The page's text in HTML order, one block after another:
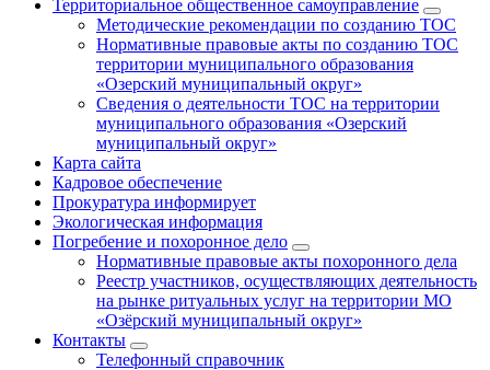
Территориальное общественное самоуправление
Методические рекомендации по созданию ТОС
Нормативные правовые акты по созданию ТОС
территории муниципального образования
«Озерский муниципальный округ»
Сведения о деятельности ТОС на территории
муниципального образования «Озерский
муниципальный округ»
Карта сайта
Кадровое обеспечение
Прокуратура информирует
Экологическая информация
Погребение и похоронное дело
Нормативные правовые акты похоронного дела
Реестр участников, осуществляющих деятельность
на рынке ритуальных услуг на территории МО
«Озёрский муниципальный округ»
Контакты
Телефонный справочник